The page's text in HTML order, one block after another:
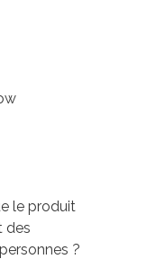
le produit
des
?